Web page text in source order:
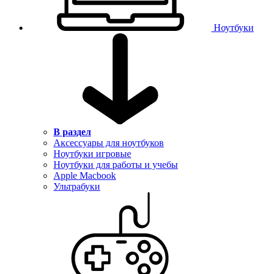
Ноутбуки
В раздел
Аксессуары для ноутбуков
Ноутбуки игровые
Ноутбуки для работы и учебы
Apple Macbook
Ультрабуки